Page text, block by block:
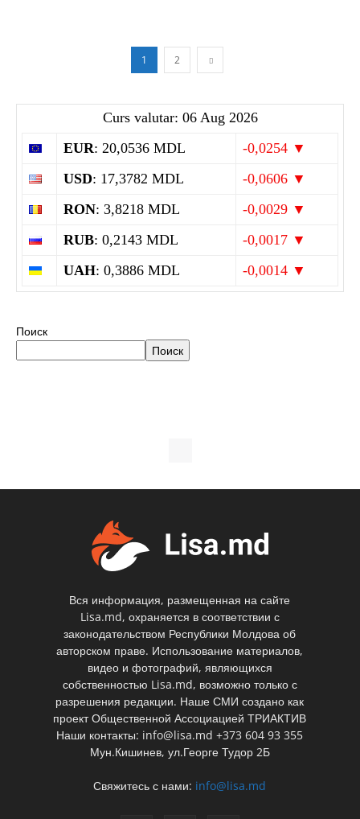
1 2
Curs valutar: 06 Aug 2026
EUR: 20,0536 MDL
-0,0254 ▼
USD: 17,3782 MDL
-0,0606 ▼
RON: 3,8218 MDL
-0,0029 ▼
RUB: 0,2143 MDL
-0,0017 ▼
UAH: 0,3886 MDL -0,0014 ▼
Поиск
Поиск
Вся информация, размещенная на сайте
Lisa.md, охраняется в соответствии с
законодательством Республики Молдова об
авторском праве. Использование материалов,
видео и фотографий, являющихся
собственностью Lisa.md, возможно только с
разрешения редакции. Наше СМИ создано как
проект Общественной Ассоциацией ТРИАКТИВ
Наши контакты: info@lisa.md +373 604 93 355
Мун.Кишинев, ул.Георге Тудор 2Б
Свяжитесь с нами: info@lisa.md